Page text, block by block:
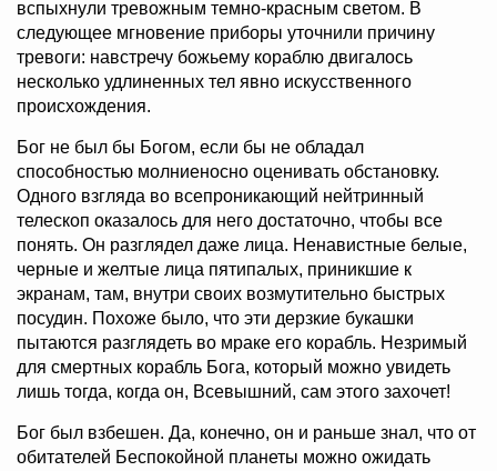
вспыхнули тревожным темно-красным светом. В
следующее мгновение приборы уточнили причину
тревоги: навстречу божьему кораблю двигалось
несколько удлиненных тел явно искусственного
происхождения.
Бог не был бы Богом, если бы не обладал
способностью молниеносно оценивать обстановку.
Одного взгляда во всепроникающий нейтринный
телескоп оказалось для него достаточно, чтобы все
понять. Он разглядел даже лица. Ненавистные белые,
черные и желтые лица пятипалых, приникшие к
экранам, там, внутри своих возмутительно быстрых
посудин. Похоже было, что эти дерзкие букашки
пытаются разглядеть во мраке его корабль. Незримый
для смертных корабль Бога, который можно увидеть
лишь тогда, когда он, Всевышний, сам этого захочет!
Бог был взбешен. Да, конечно, он и раньше знал, что от
обитателей Беспокойной планеты можно ожидать